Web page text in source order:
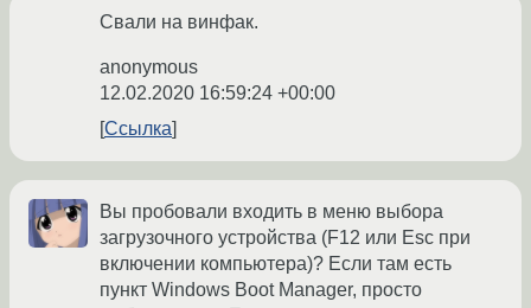
Свали на винфак.
anonymous
12.02.2020 16:59:24 +00:00
Ссылка
Вы пробовали входить в меню выбора
загрузочного устройства (F12 или Esc при
включении компьютера)? Если там есть
пункт Windows Boot Manager, просто